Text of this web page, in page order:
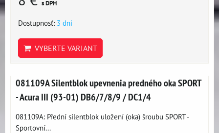
s DPH
Dostupnosť: 3 dni
VYBERTE VARIANT
081109A Silentblok upevnenia predného oka SPORT
- Acura III (93-01) DB6/7/8/9 / DC1/4
081109A: Přední silentblok uložení (oka) šroubu SPORT -
Sportovní...